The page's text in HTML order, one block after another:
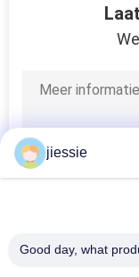
Flex
jiessie
Good day, what